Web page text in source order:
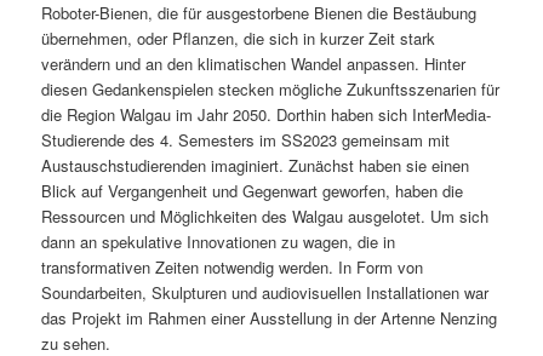
Roboter-Bienen, die für ausgestorbene Bienen die Bestäubung
übernehmen, oder Pflanzen, die sich in kurzer Zeit stark
verändern und an den klimatischen Wandel anpassen. Hinter
diesen Gedankenspielen stecken mögliche Zukunftsszenarien für
die Region Walgau im Jahr 2050. Dorthin haben sich InterMedia-
Studierende des 4. Semesters im SS2023 gemeinsam mit
Austauschstudierenden imaginiert. Zunächst haben sie einen
Blick auf Vergangenheit und Gegenwart geworfen, haben die
Ressourcen und Möglichkeiten des Walgau ausgelotet. Um sich
dann an spekulative Innovationen zu wagen, die in
transformativen Zeiten notwendig werden. In Form von
Soundarbeiten, Skulpturen und audiovisuellen Installationen war
das Projekt im Rahmen einer Ausstellung in der Artenne Nenzing
zu sehen.